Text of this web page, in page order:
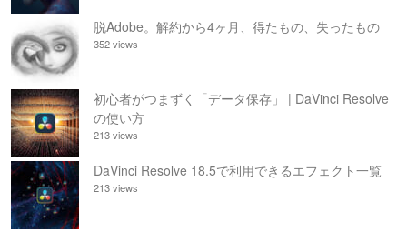
脱Adobe。解約から4ヶ月、得たもの、失ったもの
352 views
初心者がつまずく「データ保存」 | DaVinci Resolve
の使い方
213 views
DaVinci Resolve 18.5で利用できるエフェクト一覧
213 views